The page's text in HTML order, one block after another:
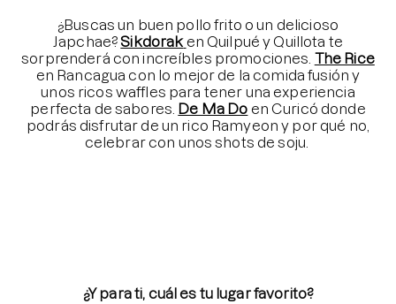
¿Buscas un buen pollo frito o un delicioso
Japchae?Sikdoraken Quilpué y Quillota te
sorprenderá con increíbles promociones. The Rice
en Rancagua con lo mejor de la comida fusión y
unos ricos waffles para tener una experiencia
perfecta de sabores. De Ma Do en Curicó donde
podrás disfrutar de un rico Ramyeon y por qué no,
celebrar con unos shots de soju.
¿Y para ti, cuál es tu lugar favorito?